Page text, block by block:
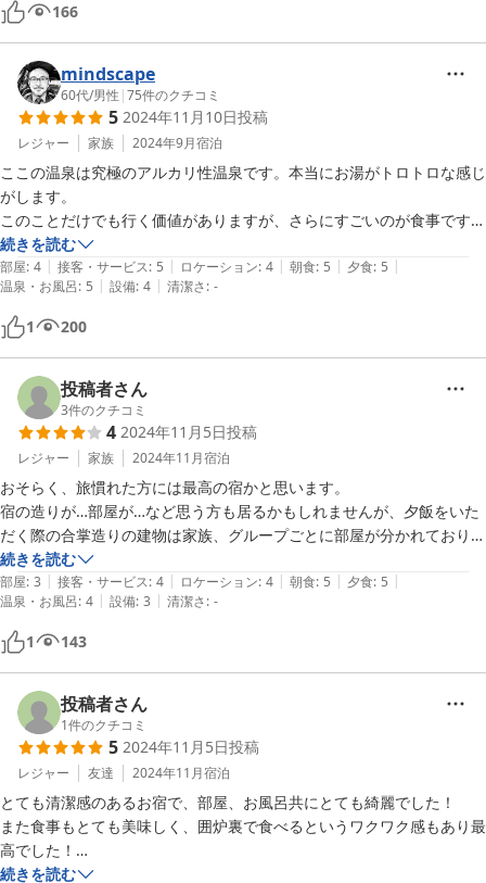
166
mindscape
60代/男性 |75件のクチコミ
5 2024年11月10日投稿
レジャー 家族 2024年9月宿泊
ここの温泉は究極のアルカリ性温泉です。本当にお湯がトロトロな感じ
がします。
このことだけでも行く価値がありますが、さらにすごいのが食事です。
旧家の大きな屋敷の拾い広間を使った炉端焼きを堪能できます。自分で
焼いて食べるタイプです。
風情もありますし、特別な体験ができます。
部屋やエントランスは古く、時代を感じさせるものですが、それもご愛
敬。
続きを読む
部屋: 4 | 接客・サービス: 5 | ロケーション: 4 | 朝食: 5 | 夕食: 5 |
温泉・お風呂: 5 | 設備: 4 | 清潔さ: -
1 200
投稿者さん
3件のクチコミ
4 2024年11月5日投稿
レジャー 家族 2024年11月宿泊
おそらく、旅慣れた方には最高の宿かと思います。
宿の造りが…部屋が…など思う方も居るかもしれませんが、夕飯をいた
だく際の合掌造りの建物は家族、グループごとに部屋が分かれておりレ
トロを通り越し日本昔話、アニメの世界です！囲炉裏でいただく夕飯は
もちろん、空間そのものに感動を覚えます。
続きを読む
部屋: 3 | 接客・サービス: 4 | ロケーション: 4 | 朝食: 5 | 夕食: 5 |
温泉・お風呂: 4 | 設備: 3 | 清潔さ: -
1 143
投稿者さん
1件のクチコミ
5 2024年11月5日投稿
レジャー 友達 2024年11月宿泊
とても清潔感のあるお宿で、部屋、お風呂共にとても綺麗でした！
また食事もとても美味しく、囲炉裏で食べるというワクワク感もあり最
高でした！
そして何よりも宿の方々の対応が素晴らしく、また行きたいと思わせて
続きを読む